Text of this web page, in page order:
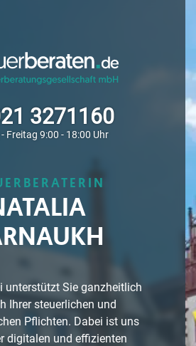
3271160
Freitag 9:00 - 18:00 Uhr
unterstützt Sie ganzheitlich
Ihrer steuerlichen und
Pflichten. Dabei ist uns
digitalen und effizienten